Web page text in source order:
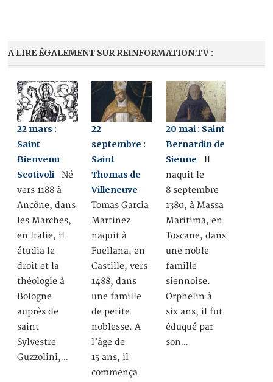
A LIRE ÉGALEMENT SUR REINFORMATION.TV :
22 mars :
Saint
Bienvenu
Scotivoli Né
vers 1188 à
Ancône, dans
les Marches,
en Italie, il
étudia le
droit et la
théologie à
Bologne
auprès de
saint
Sylvestre
Guzzolini,…
22
septembre :
Saint
Thomas de
Villeneuve
Tomas Garcia
Martinez
naquit à
Fuellana, en
Castille, vers
1488, dans
une famille
de petite
noblesse. A
l’âge de
15 ans, il
commença
20 mai : Saint
Bernardin de
Sienne Il
naquit le
8 septembre
1380, à Massa
Maritima, en
Toscane, dans
une noble
famille
siennoise.
Orphelin à
six ans, il fut
éduqué par
son…